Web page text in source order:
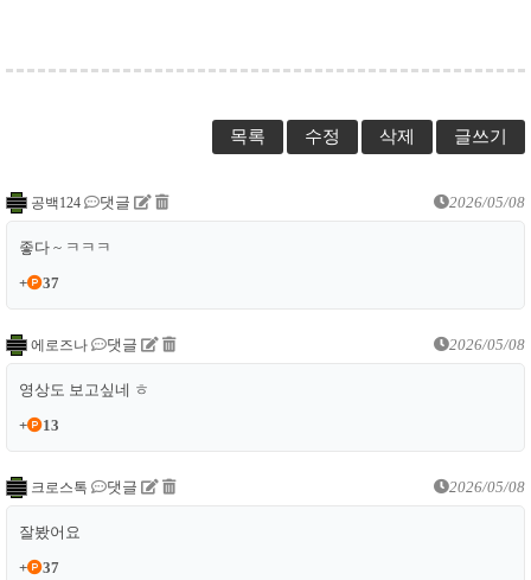
글쓰기
삭제
수정
목록
공백124 댓글 2026/05/08
좋다 ~ ㅋㅋㅋ
+
37
에로즈나 댓글 2026/05/08
영상도 보고싶네 ㅎ
+
13
크로스톡 댓글 2026/05/08
잘봤어요
+
37